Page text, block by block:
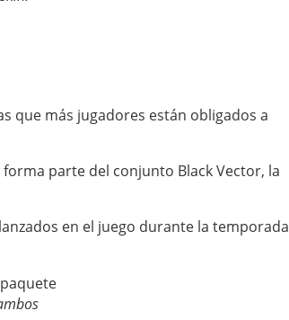
que más jugadores están obligados a
parte del conjunto Black Vector, la
en el juego durante la temporada